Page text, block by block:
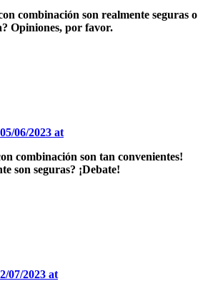
combinación son realmente seguras o
Opiniones, por favor.
05/06/2023 at
combinación son tan convenientes!
son seguras? ¡Debate!
07/2023 at